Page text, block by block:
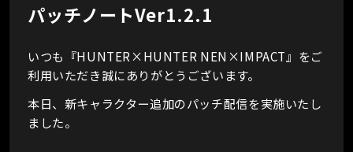
パッチノートVer1.2.1
いつも『HUNTER×HUNTER NEN×IMPACT』をご
利用いただき誠にありがとうございます。
本日、新キャラクター追加のパッチ配信を実施いたし
ました。